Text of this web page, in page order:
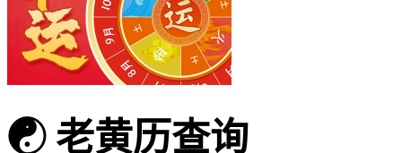
☯老黄历查询